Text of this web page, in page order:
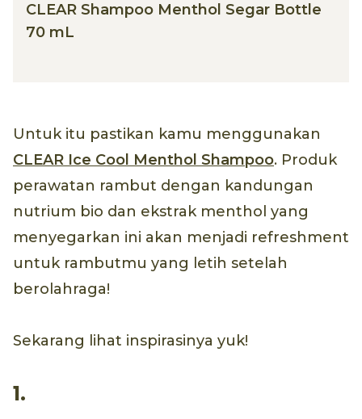
CLEAR Shampoo Menthol Segar Bottle
70 mL
Untuk itu pastikan kamu menggunakan
CLEAR Ice Cool Menthol Shampoo. Produk
perawatan rambut dengan kandungan
nutrium bio dan ekstrak menthol yang
menyegarkan ini akan menjadi refreshment
untuk rambutmu yang letih setelah
berolahraga!
Sekarang lihat inspirasinya yuk!
1.